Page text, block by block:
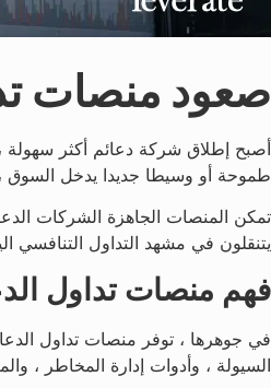
صعود منصات
أصبح إطلاق شركة دعائم أكثر سهولة
طموحة أو وسيطا جديدا يدخل السوق ،
تمكن المنصات الجاهزة الشركات
يتنقلون في مشهد التداول التنافسي
فهم منصات تداول
في جوهرها ، توفر منصات تداول
السيولة ، وأدوات إدارة المخاطر ،